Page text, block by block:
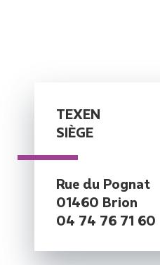
TEXEN
SIÈGE
Rue du Pognat
01460 Brion
04 74 76 71 60